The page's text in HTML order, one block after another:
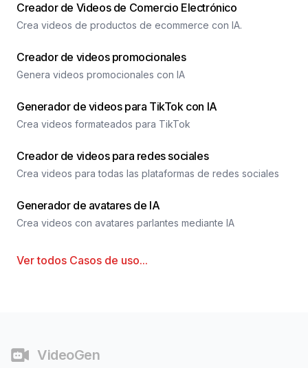
Creador de Videos de Comercio Electrónico
Crea videos de productos de ecommerce con IA.
Creador de videos promocionales
Genera videos promocionales con IA
Generador de videos para TikTok con IA
Crea videos formateados para TikTok
Creador de videos para redes sociales
Crea videos para todas las plataformas de redes sociales
Generador de avatares de IA
Crea videos con avatares parlantes mediante IA
Ver todos Casos de uso...
VideoGen